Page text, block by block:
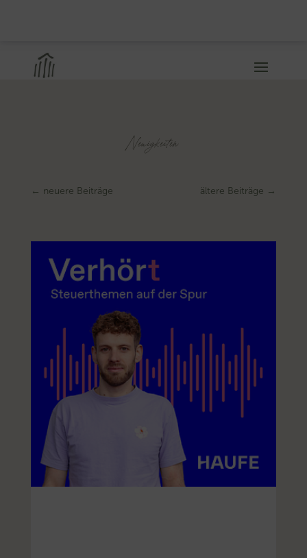
Neuigkeiten
← neuere Beiträge ältere Beiträge →